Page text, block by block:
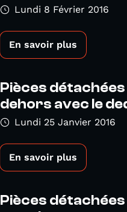
Lundi 8 Février 2016
En savoir plus
Pièces
dehors avec le
Lundi 25 Janvier 2016
En savoir plus
Pièces